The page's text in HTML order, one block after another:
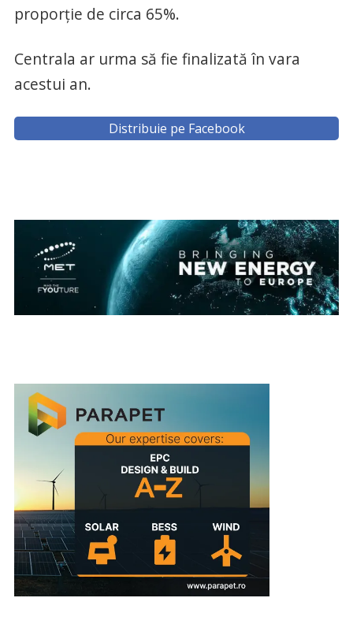
proporție de circa 65%.
Centrala ar urma să fie finalizată în vara
acestui an.
Distribuie pe Facebook